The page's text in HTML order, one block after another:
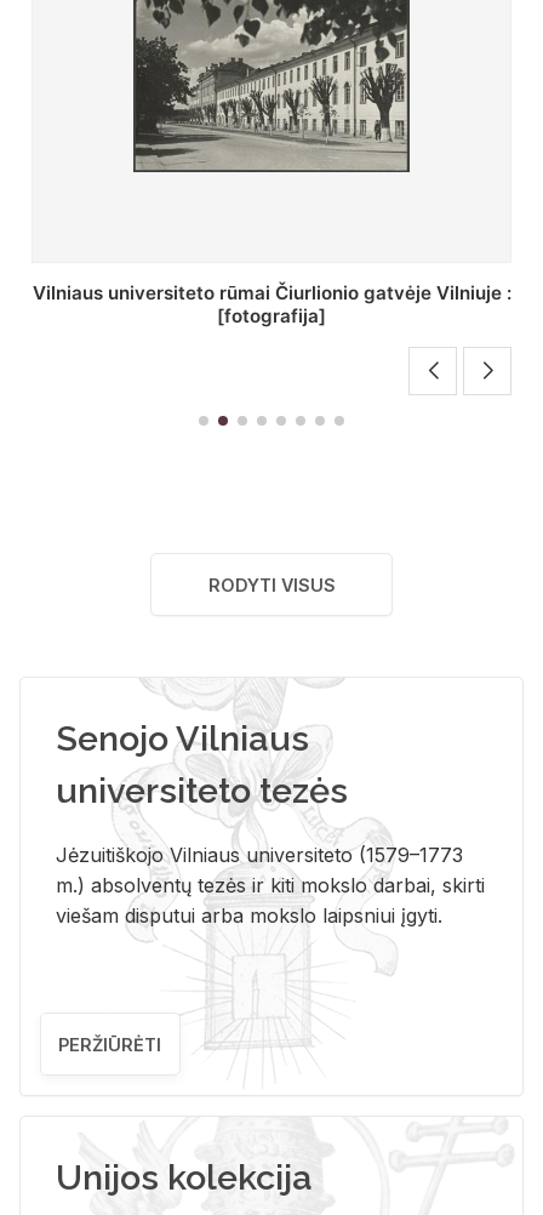
St. Batoro universiteto J. Pilsudskio kolegija :
[fotografija]
RODYTI VISUS
Senojo Vilniaus
universiteto tezės
Jėzuitiškojo Vilniaus universiteto (1579–1773
m.) absolventų tezės ir kiti mokslo darbai, skirti
viešam disputui arba mokslo laipsniui įgyti.
PERŽIŪRĖTI
Unijos kolekcija